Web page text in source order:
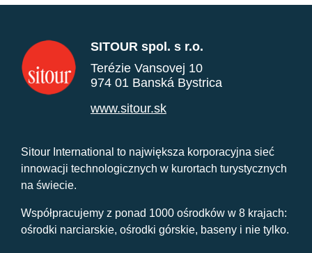
SITOUR spol. s r.o.
Terézie Vansovej 10
974 01 Banská Bystrica
www.sitour.sk
Sitour International to największa korporacyjna sieć
innowacji technologicznych w kurortach turystycznych
na świecie.
Współpracujemy z ponad 1000 ośrodków w 8 krajach:
ośrodki narciarskie, ośrodki górskie, baseny i nie tylko.